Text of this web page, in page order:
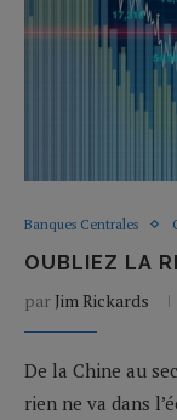
Banques Centrales
OUBLIEZ LA
par Jim Rickards
De la Chine au
rien ne va dans